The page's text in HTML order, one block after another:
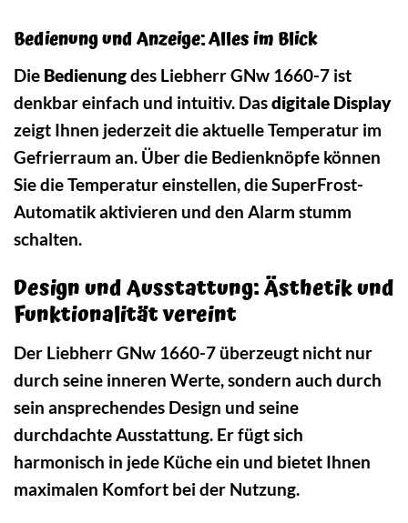
Bedienung und Anzeige: Alles im Blick
Die Bedienungdes Liebherr GNw 1660-7 ist
denkbar einfach und intuitiv. Dasdigitale Display
zeigt Ihnen jederzeit die aktuelle Temperatur im
Gefrierraum an. Über die Bedienknöpfe können
Sie die Temperatur einstellen, die SuperFrost-
Automatik aktivieren und den Alarm stumm
schalten.
Design und Ausstattung: Ästhetik und
Funktionalität vereint
Der Liebherr GNw 1660-7 überzeugt nicht nur
durch seine inneren Werte, sondern auch durch
sein ansprechendes Design und seine
durchdachte Ausstattung. Er fügt sich
harmonisch in jede Küche ein und bietet Ihnen
maximalen Komfort bei der Nutzung.